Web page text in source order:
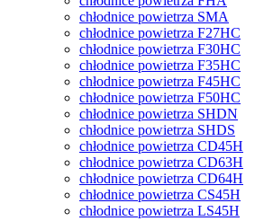
chłodnice powietrza SMA
chłodnice powietrza F27HC
chłodnice powietrza F30HC
chłodnice powietrza F35HC
chłodnice powietrza F45HC
chłodnice powietrza F50HC
chłodnice powietrza SHDN
chłodnice powietrza SHDS
chłodnice powietrza CD45H
chłodnice powietrza CD63H
chłodnice powietrza CD64H
chłodnice powietrza CS45H
chłodnice powietrza LS45H